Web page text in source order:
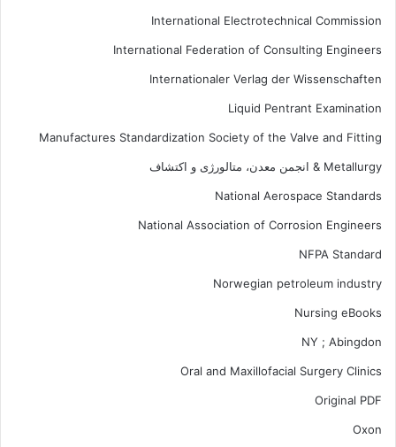
International Electrotechnical Commission
International Federation of Consulting Engineers
Internationaler Verlag der Wissenschaften
Liquid Pentrant Examination
Manufactures Standardization Society of the Valve and Fitting
Metallurgy & انجمن معدن، متالورژی و اکتشاف
National Aerospace Standards
National Association of Corrosion Engineers
NFPA Standard
Norwegian petroleum industry
Nursing eBooks
NY ; Abingdon
Oral and Maxillofacial Surgery Clinics
Original PDF
Oxon